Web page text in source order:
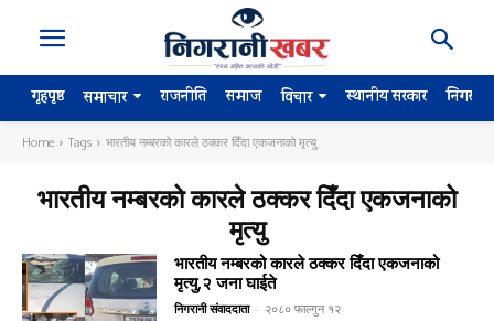
गृहपृष्ठ समाचार राजनीति समाज विचार स्थानीय सरकार
Home Tags भारतीय नम्बरको कारले ठक्कर दिँदा एकजनाको मृत्यु
भारतीय नम्बरको कारले ठक्कर दिँदा एकजनाको
मृत्यु
भारतीय नम्बरको कारले ठक्कर दिँदा एकजनाको
मृत्यु,२ जना घाईते
निगरानी संवाददाता - २०८० फाल्गुन १२